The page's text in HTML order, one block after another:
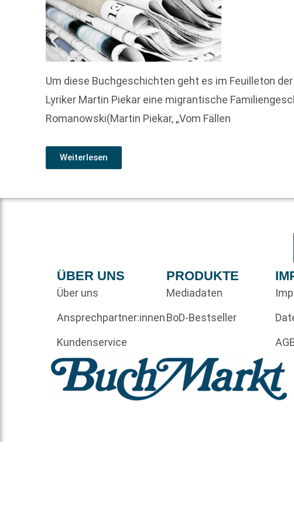
Um diese Buchgeschichten geht es im Feuilleton
Lyriker Martin Piekar eine migrantische
Romanowski(Martin Piekar, „Vom Fällen
Weiterlesen
ÜBER UNS
Über uns
Ansprechpartner:innen
Kundenservice
PRODUKTE
Mediadaten
BoD-Bestseller